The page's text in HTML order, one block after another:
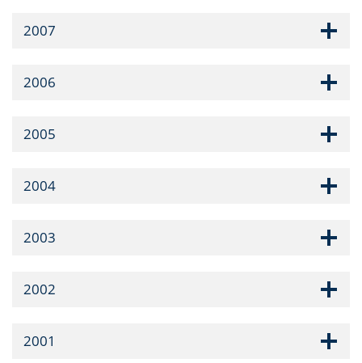
2007
2006
2005
2004
2003
2002
2001